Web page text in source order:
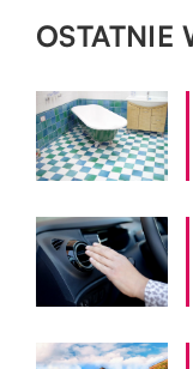
OSTATNIE